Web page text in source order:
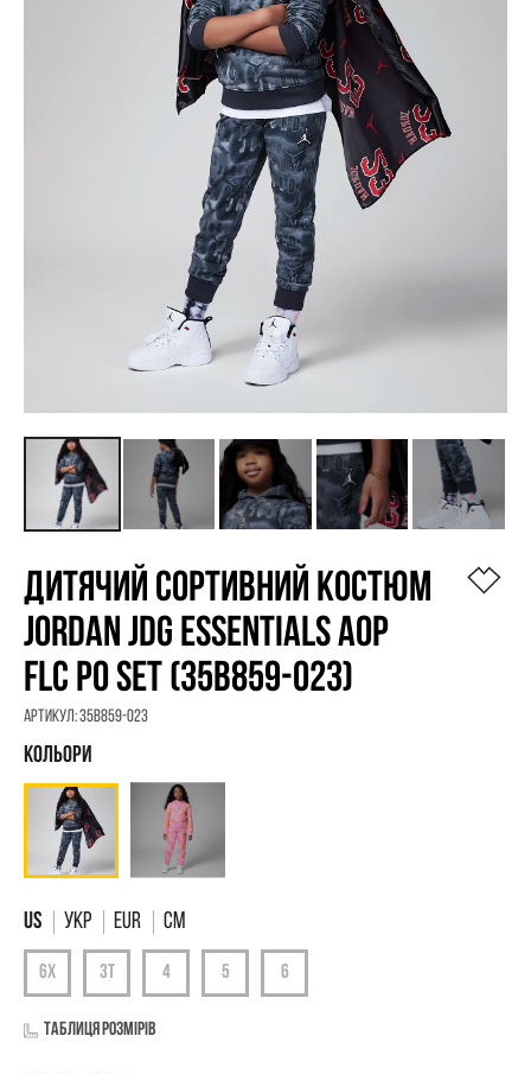
ДИТЯЧИЙ СОРТИВНИЙ КОСТЮМ
JORDAN JDG ESSENTIALS AOP
FLC PO SET (35B859-023)
Артикул:35B859-023
УКР EUR СМ
Таблиця розмірів